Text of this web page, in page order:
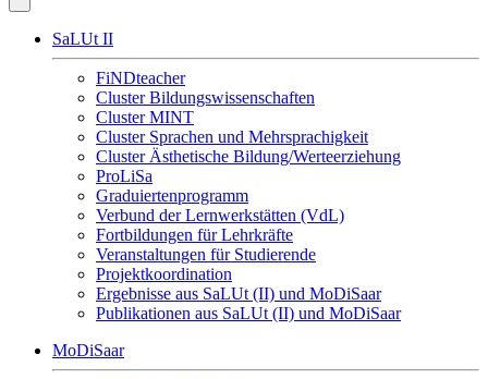
SaLUt II
FiNDteacher
Cluster Bildungswissenschaften
Cluster MINT
Cluster Sprachen und Mehrsprachigkeit
Cluster Ästhetische Bildung/Werteerziehung
ProLiSa
Graduiertenprogramm
Verbund der Lernwerkstätten (VdL)
Fortbildungen für Lehrkräfte
Veranstaltungen für Studierende
Projektkoordination
Ergebnisse aus SaLUt (II) und MoDiSaar
Publikationen aus SaLUt (II) und MoDiSaar
MoDiSaar